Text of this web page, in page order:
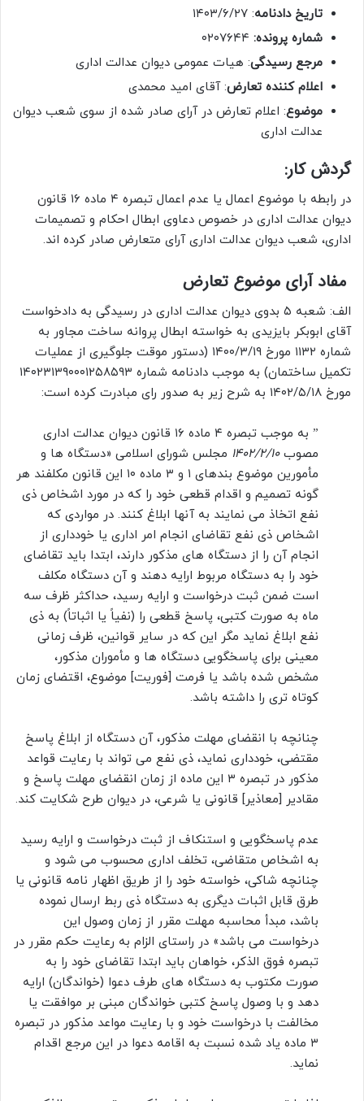
تاریخ دادنامه: ۱۴۰۳/۶/۲۷
شماره پرونده:
مرجع رسیدگی: هیات عمومی دیوان عدالت اداری
اعلام کننده تعارض: آقای امید محمدی
موضوع: اعلام تعارض در آرای صادر شده از سوی شعب دیوان
عدالت اداری
گردش کار:
در رابطه با موضوع اعمال یا عدم اعمال تبصره ۴ ماده ۱۶ قانون
دیوان عدالت اداری در خصوص دعاوی ابطال احکام و تصمیمات
اداری، شعب دیوان عدالت اداری آرای متعارض صادر کرده اند.
مفاد آرای موضوع تعارض
الف: شعبه ۵ بدوی دیوان عدالت اداری در رسیدگی به دادخواست
آقای ابوبکر بایزیدی به خواسته ابطال پروانه ساخت مجاور به
شماره ۱۱۳۲ مورخ ۱۴۰۰/۳/۱۹ (دستور موقت جلوگیری از عملیات
تکمیل ساختمان) به موجب دادنامه شماره ۱۴۰۲۳۱۳۹۰۰۰۱۲۵۸۵۹۳
مورخ ۱۴۰۲/۵/۱۸ به شرح زیر به صدور رای مبادرت کرده است:
” به موجب تبصره ۴ ماده ۱۶ قانون دیوان عدالت اداری
مصوب۱۴۰۲/۲/۱۰ مجلس شورای اسلامی «دستگاه ها و
مأمورین موضوع بندهای ۱ و ۳ ماده ۱۰ این قانون مکلفند هر
گونه تصمیم و اقدام قطعی خود را که در مورد اشخاص ذی
نفع اتخاذ می نمایند به آنها ابلاغ کنند. در مواردی که
اشخاص ذی نفع تقاضای انجام امر اداری یا خودداری از
انجام آن را از دستگاه های مذکور دارند، ابتدا باید تقاضای
خود را به دستگاه مربوط ارایه دهند و آن دستگاه مکلف
است ضمن ثبت درخواست و ارایه رسید، حداکثر ظرف سه
ماه به صورت کتبی، پاسخ قطعی را (نفیاً یا اثباتاً) به ذی
نفع ابلاغ نماید مگر این که در سایر قوانین، ظرف زمانی
معینی برای پاسخگویی دستگاه ها و مأموران مذکور،
مشخص شده باشد یا فرمت [فوریت] موضوع، اقتضای زمان
کوتاه تری را داشته باشد.
چنانچه با انقضای مهلت مذکور، آن دستگاه از ابلاغ پاسخ
مقتضی، خودداری نماید، ذی نفع می تواند با رعایت قواعد
مذکور در تبصره ۳ این ماده از زمان انقضای مهلت پاسخ و
مقادیر [معاذیر] قانونی یا شرعی، در دیوان طرح شکایت کند.
عدم پاسخگویی و استنکاف از ثبت درخواست و ارایه رسید
به اشخاص متقاضی، تخلف اداری محسوب می شود و
چنانچه شاکی، خواسته خود را از طریق اظهار نامه قانونی یا
طرق قابل اثبات دیگری به دستگاه ذی ربط ارسال نموده
باشد، مبدأ محاسبه مهلت مقرر از زمان وصول این
درخواست می باشد» در راستای الزام به رعایت حکم مقرر در
تبصره فوق الذکر، خواهان باید ابتدا تقاضای خود را به
صورت مکتوب به دستگاه های طرف دعوا (خواندگان) ارایه
دهد و با وصول پاسخ کتبی خواندگان مبنی بر موافقت یا
مخالفت با درخواست خود و با رعایت مواعد مذکور در تبصره
۳ ماده یاد شده نسبت به اقامه دعوا در این مرجع اقدام
نماید.